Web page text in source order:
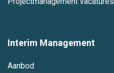
Interim Management
Aanbod